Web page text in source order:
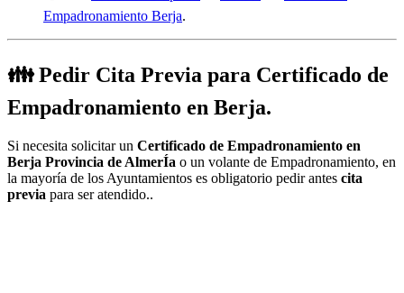
Empadronamiento Berja.
👪 Pedir Cita Previa para Certificado de
Empadronamiento en Berja.
Si necesita solicitar un Certificado de Empadronamiento en
Berja Provincia de AlmerÍa o un volante de Empadronamiento, en
la mayoría de los Ayuntamientos es obligatorio pedir antes cita
previa para ser atendido..